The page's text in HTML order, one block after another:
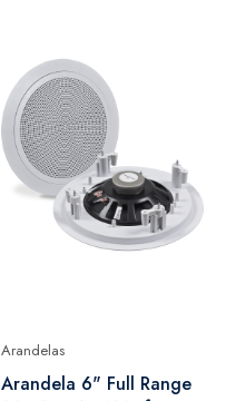
Arandelas
Arandela 6" Full Range